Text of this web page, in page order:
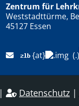
Zentrum für
Weststadttürme,
45127 Essen
{at} (.)
| Datenschutz |